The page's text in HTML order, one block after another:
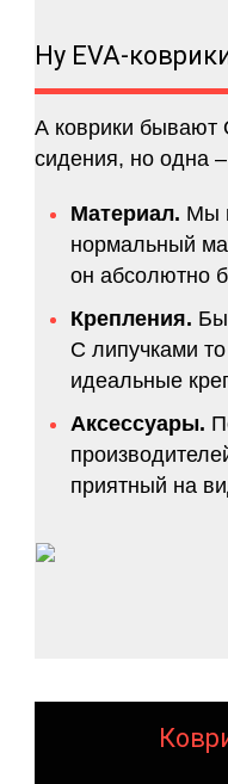
Ну EVA-
А коврики бывают
сидения, но одна
Материал. Мы
нормальный
он абсолютно
Крепления.
С липучками
идеальные
Аксессуары.
приятный на